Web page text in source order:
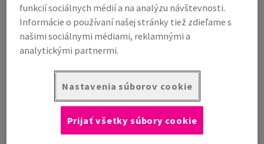
INFORMÁCIE O PRODUKTE
Vlastnosti produktu
Všeobecné informácie
Pallet Quantity
Popis balenia
nebalený na pal 8 000 hárkov
funkcií sociálnych médií a na analýzu návštevnosti.
Informácie o používaní našej stránky tiež zdieľame s
našimi sociálnymi médiami, reklamnými a
analytickými partnermi.
Nastavenia súborov cookie
Prijať všetky súbory cookie